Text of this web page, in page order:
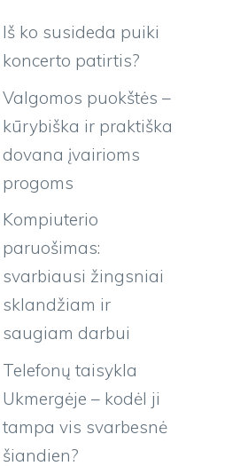
Iš ko susideda puiki
koncerto patirtis?
Valgomos puokštės –
kūrybiška ir praktiška
dovana įvairioms
progoms
Kompiuterio
paruošimas:
svarbiausi žingsniai
sklandžiam ir
saugiam darbui
Telefonų taisykla
Ukmergėje – kodėl ji
tampa vis svarbesnė
šiandien?